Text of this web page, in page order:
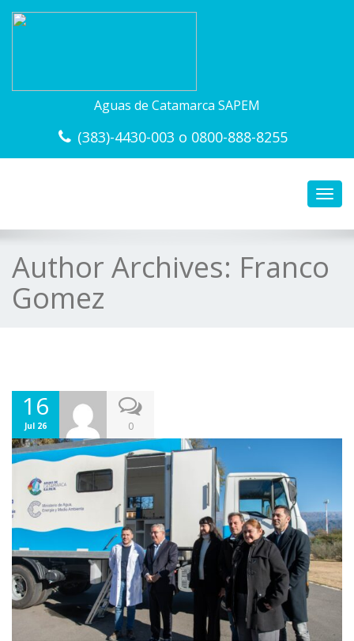
Aguas de Catamarca SAPEM
(383)-4430-003 o 0800-888-8255
Author Archives: Franco
Gomez
16
Jul 26 0